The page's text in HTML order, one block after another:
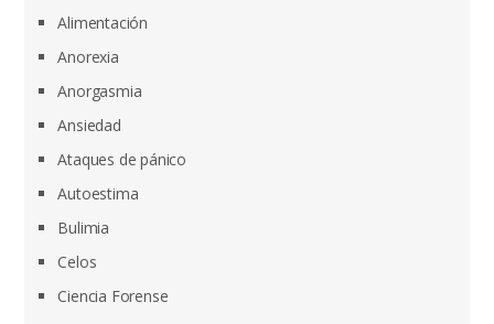
Alimentación
Anorexia
Anorgasmia
Ansiedad
Ataques de pánico
Autoestima
Bulimia
Celos
Ciencia Forense